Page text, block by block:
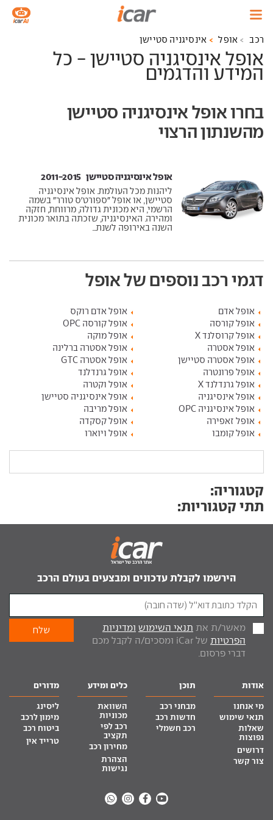
רכב אופל אינסיגניה סטיישן
אופל אינסיגניה סטיישן - כל
המידע והדגמים
בחרו אופל אינסיגניה סטיישן
מהשנתון הרצוי
אופל אינסיגניה סטיישן ‏ 2011-2015
ליהנות מכל העולמת. אופל אינסיגניה
סטיישן, או אופל "ספורט'ס טורר" בשמה
הרשמי, היא מכונית גדולה, מרווחת, חזקה
ומהירה. האינסיגניה, שזכתה בתואר מכונית
השנה באירופה לשנת...
דגמי רכב נוספים של אופל
אופל אדם
אופל אדם רוקס
אופל קורסה
אופל קורסה OPC
אופל קרוסלנד X
אופל מוקה
אופל אסטרה
אופל אסטרה ברלינה
אופל אסטרה סטיישן
אופל אסטרה GTC
אופל פרונטרה
אופל גרנדלנד
אופל גרנדלנד X
אופל וקטרה
אופל אינסיגניה
אופל אינסיגניה סטיישן
אופל אינסיגניה OPC
אופל מריבה
אופל זאפירה
אופל קסקדה
אופל קומבו
אופל ויוארו
קטגוריה:
תתי קטגוריות:
הירשמו לקבלת עדכונים ומבצעים בעולם הרכב
מאשר/ת את תנאי השימוש ומדיניות
הפרטיות
של iCar ומסכים/ה לקבל מכם
דברי פרסום.
אודות
מי אנחנו
תנאי שימוש
שאלות
נפוצות
דרושים
צור קשר
תוכן
מבחני רכב
חדשות רכב
רכב חשמלי
כלים ומידע
השוואת
מכוניות
רכב לפי
תקציב
מחירון רכב
הצהרת
נגישות
מדורים
ליסינג
מימון לרכב
ביטוח רכב
טרייד אין